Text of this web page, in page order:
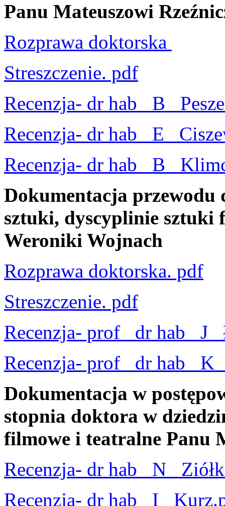
Panu Mateuszowi
Rozprawa doktorska
Streszczenie. pdf
Recenzja- dr hab_ B_
Recenzja- dr hab_ E_
Recenzja- dr hab_ B_
Dokumentacja przewodu
sztuki, dyscyplinie sztuki
Weroniki Wojnach
Rozprawa doktorska. pdf
Streszczenie. pdf
Recenzja- prof_ dr hab_
Recenzja- prof_ dr hab_
Dokumentacja w
stopnia doktora w
filmowe i teatralne Panu
Recenzja- dr hab_ N_
Recenzja- dr hab_ I_